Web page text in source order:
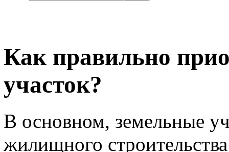
Как правильно
участок?
В основном, земельные
жилищного